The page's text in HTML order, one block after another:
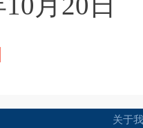
关于